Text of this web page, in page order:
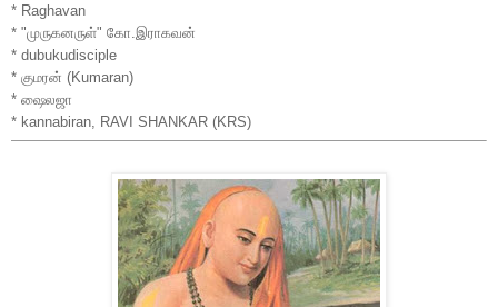
* Raghavan
* "முருகனருள்" கோ.இராகவன்
* dubukudisciple
* குமரன் (Kumaran)
* ஷைலஜா
* kannabiran, RAVI SHANKAR (KRS)